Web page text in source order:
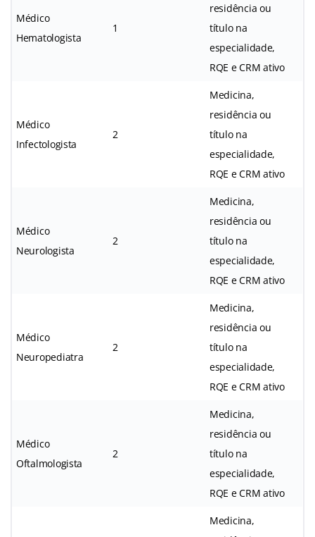
Médico
Hematologista
1
residência ou
título na
especialidade,
RQE e CRM ativo
Médico
Infectologista
2
Medicina,
residência ou
título na
especialidade,
RQE e CRM ativo
Médico
Neurologista
2
Medicina,
residência ou
título na
especialidade,
RQE e CRM ativo
Médico
Neuropediatra
2
Medicina,
residência ou
título na
especialidade,
RQE e CRM ativo
Médico
Oftalmologista
2
Medicina,
residência ou
título na
especialidade,
RQE e CRM ativo
Medicina,